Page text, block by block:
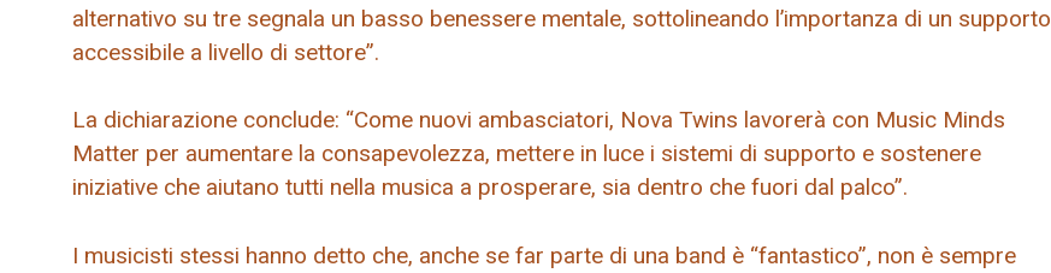
alternativo su tre segnala un basso benessere mentale, sottolineando l’importanza di un supporto
accessibile a livello di settore”.
La dichiarazione conclude: “Come nuovi ambasciatori, Nova Twins lavorerà con Music Minds
Matter per aumentare la consapevolezza, mettere in luce i sistemi di supporto e sostenere
iniziative che aiutano tutti nella musica a prosperare, sia dentro che fuori dal palco”.
I musicisti stessi hanno detto che, anche se far parte di una band è “fantastico”, non è sempre